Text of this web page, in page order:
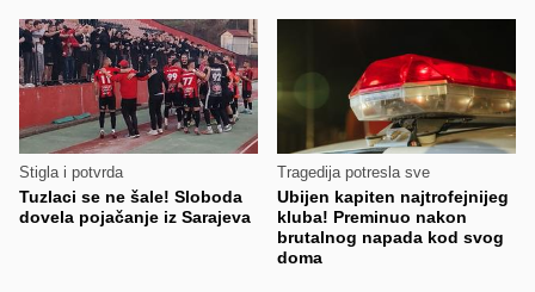
Stigla i potvrda
Tuzlaci se ne šale! Sloboda
dovela pojačanje iz Sarajeva
Tragedija potresla sve
Ubijen kapiten najtrofejnijeg
kluba! Preminuo nakon
brutalnog napada kod svog
doma